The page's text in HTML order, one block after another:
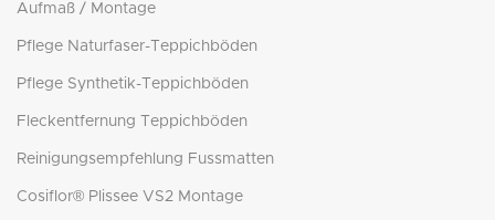
Aufmaß / Montage
Pflege Naturfaser-Teppichböden
Pflege Synthetik-Teppichböden
Fleckentfernung Teppichböden
Reinigungsempfehlung Fussmatten
Cosiflor® Plissee VS2 Montage